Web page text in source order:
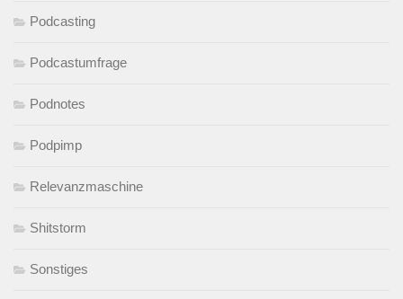
Podcasting
Podcastumfrage
Podnotes
Podpimp
Relevanzmaschine
Shitstorm
Sonstiges